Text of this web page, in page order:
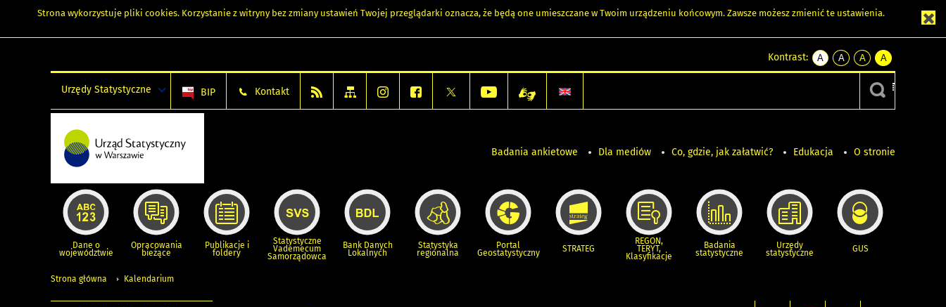
Strona wykorzystuje pliki cookies. Korzystanie z witryny bez zmiany ustawień Twojej przeglądarki oznacza, że będą one umieszczane w Twoim urządzeniu końcowym. Zawsze możesz zmienić te ustawienia.
Kontrast:
A
kontrast
A
kontrast
czarnym
A
kontrast
żółty
tekst
czarnym
A
kontrast
czarny
tekst
żółtym
Urzędy Statystyczne BIP Kontakt
Badania ankietowe Dla mediów Co, gdzie, jak załatwić? Edukacja O stronie
Dane o
województwie
Opracowania
bieżące
Publikacje i
foldery
Statystyczne
Vademecum
Samorządowca
Bank Danych
Lokalnych
Statystyka
regionalna
Portal
Geostatystyczny STRATEG
REGON,
TERYT,
Klasyfikacje
Badania
statystyczne
Urzędy
statystyczne GUS
Strona główna Kalendarium